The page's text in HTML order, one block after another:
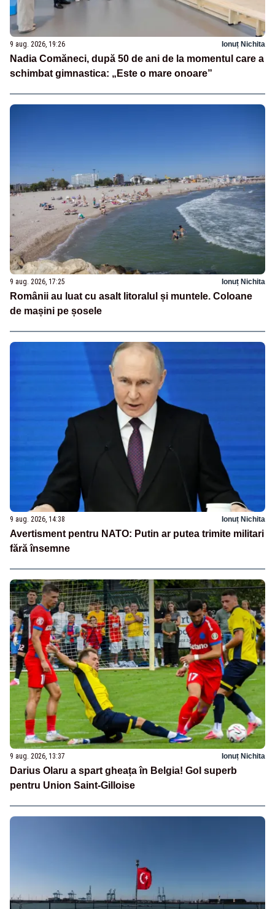
9 aug. 2026, 19:26 Ionuț Nichita
Nadia Comăneci, după 50 de ani de la momentul care a
schimbat gimnastica: „Este o mare onoare”
9 aug. 2026, 17:25 Ionuț Nichita
Românii au luat cu asalt litoralul și muntele. Coloane
de mașini pe șosele
9 aug. 2026, 14:38 Ionuț Nichita
Avertisment pentru NATO: Putin ar putea trimite militari
fără însemne
9 aug. 2026, 13:37 Ionuț Nichita
Darius Olaru a spart gheața în Belgia! Gol superb
pentru Union Saint-Gilloise